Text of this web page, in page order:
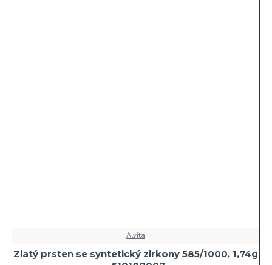
Alvita
Zlatý prsten se syntetický zirkony 585/1000, 1,74g